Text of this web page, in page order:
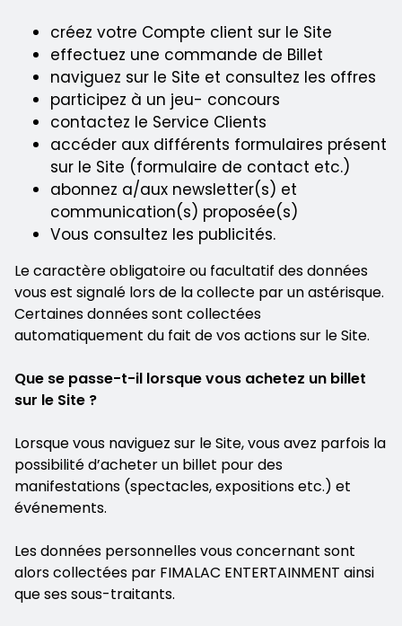
créez votre Compte client sur le Site
effectuez une commande de Billet
naviguez sur le Site et consultez les offres
participez à un jeu- concours
contactez le Service Clients
accéder aux différents formulaires présent
sur le Site (formulaire de contact etc.)
abonnez a/aux newsletter(s) et
communication(s) proposée(s)
Vous consultez les publicités.
Le caractère obligatoire ou facultatif des données
vous est signalé lors de la collecte par un astérisque.
Certaines données sont collectées
automatiquement du fait de vos actions sur le Site.
Que se passe-t-il lorsque vous achetez un billet
sur le Site ?
Lorsque vous naviguez sur le Site, vous avez parfois la
possibilité d’acheter un billet pour des
manifestations (spectacles, expositions etc.) et
événements.
Les données personnelles vous concernant sont
alors collectées par FIMALAC ENTERTAINMENT ainsi
que ses sous-traitants.